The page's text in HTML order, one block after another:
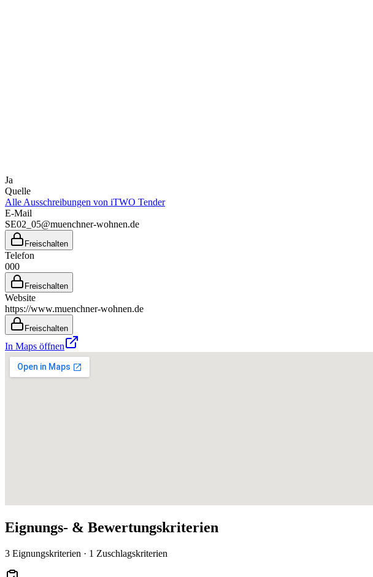
Ja
Quelle
Alle Ausschreibungen von iTWO Tender
E-Mail
SE02_05@muenchner-wohnen.de
Freischalten
Telefon
000
Freischalten
Website
https://www.muenchner-wohnen.de
Freischalten
In Maps öffnen
Eignungs- & Bewertungskriterien
3 Eignungskriterien · 1 Zuschlagskriterien